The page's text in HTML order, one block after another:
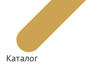
Каталог